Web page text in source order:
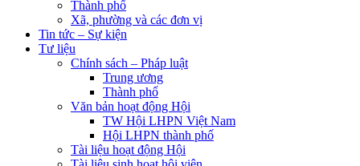
Thành phố
Xã, phường và các đơn vị
Tin tức – Sự kiện
Tư liệu
Chính sách – Pháp luật
Trung ương
Thành phố
Văn bản hoạt động Hội
TW Hội LHPN Việt Nam
Hội LHPN thành phố
Tài liệu hoạt động Hội